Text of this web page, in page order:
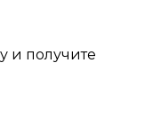
и получите